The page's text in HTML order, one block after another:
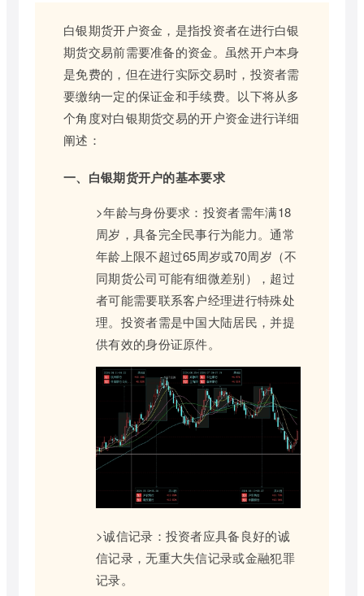
白银期货开户资金，是指投资者在进行白银
期货交易前需要准备的资金。虽然开户本身
是免费的，但在进行实际交易时，投资者需
要缴纳一定的保证金和手续费。以下将从多
个角度对白银期货交易的开户资金进行详细
阐述：
一、白银期货开户的基本要求
>年龄与身份要求：投资者需年满18
周岁，具备完全民事行为能力。通常
年龄上限不超过65周岁或70周岁（不
同期货公司可能有细微差别），超过
者可能需要联系客户经理进行特殊处
理。投资者需是中国大陆居民，并提
供有效的身份证原件。
>诚信记录：投资者应具备良好的诚
信记录，无重大失信记录或金融犯罪
记录。